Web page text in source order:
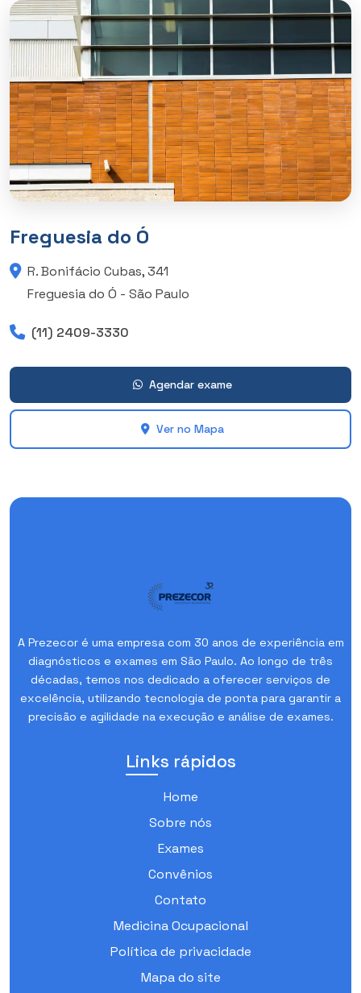
Freguesia do Ó
R. Bonifácio Cubas, 341
Freguesia do Ó - São Paulo
(11) 2409-3330
Agendar exame
Ver no Mapa
A Prezecor é uma empresa com 30 anos de experiência em
diagnósticos e exames em São Paulo. Ao longo de três
décadas, temos nos dedicado a oferecer serviços de
excelência, utilizando tecnologia de ponta para garantir a
precisão e agilidade na execução e análise de exames.
Links rápidos
Home
Sobre nós
Exames
Convênios
Contato
Medicina Ocupacional
Política de privacidade
Mapa do site